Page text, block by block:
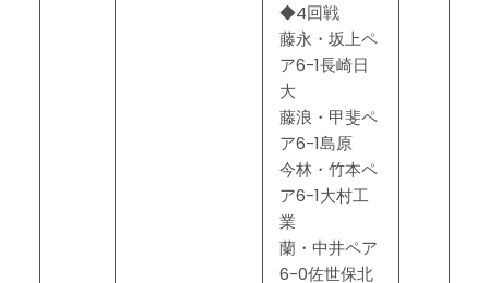
◆4回戦
藤永・坂上ペ
ア6-1長崎日
大
藤浪・甲斐ペ
ア6-1島原
今林・竹本ペ
ア6-1大村工
業
蘭・中井ペア
6-0佐世保北